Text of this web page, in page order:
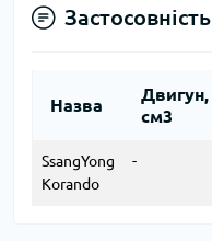
Застосовність
Назва
Двигун,
см3
SsangYong
Korando
-